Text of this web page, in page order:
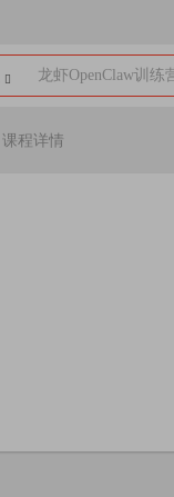
龙虾OpenClaw训练
课程详情